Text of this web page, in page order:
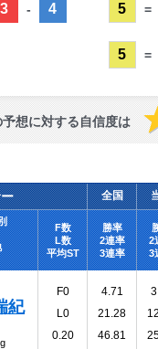
3 - 4 5 =
5 =
想に対する自信度は
全国
F数
L数
平均ST
勝率
2連率
3連率
2
3
F0
L0
0.20
4.71
21.28
46.81